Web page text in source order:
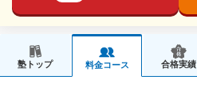
塾トップ 料金コース 合格実績